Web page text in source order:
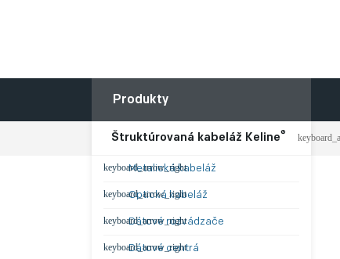
Produkty
Štruktúrovaná kabeláž Keline®
Metalická kabeláž
Optická kabeláž
Dátové rozvádzače
Dátové centrá